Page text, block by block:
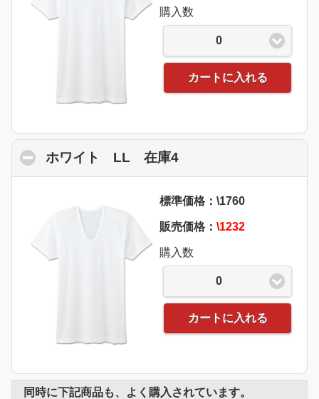
購入数
0
カートに入れる
ホワイト LL 在庫4click to collapse
標準価格：\1760
販売価格： \1232
購入数
0
カートに入れる
同時に下記商品も、よく購入されています。